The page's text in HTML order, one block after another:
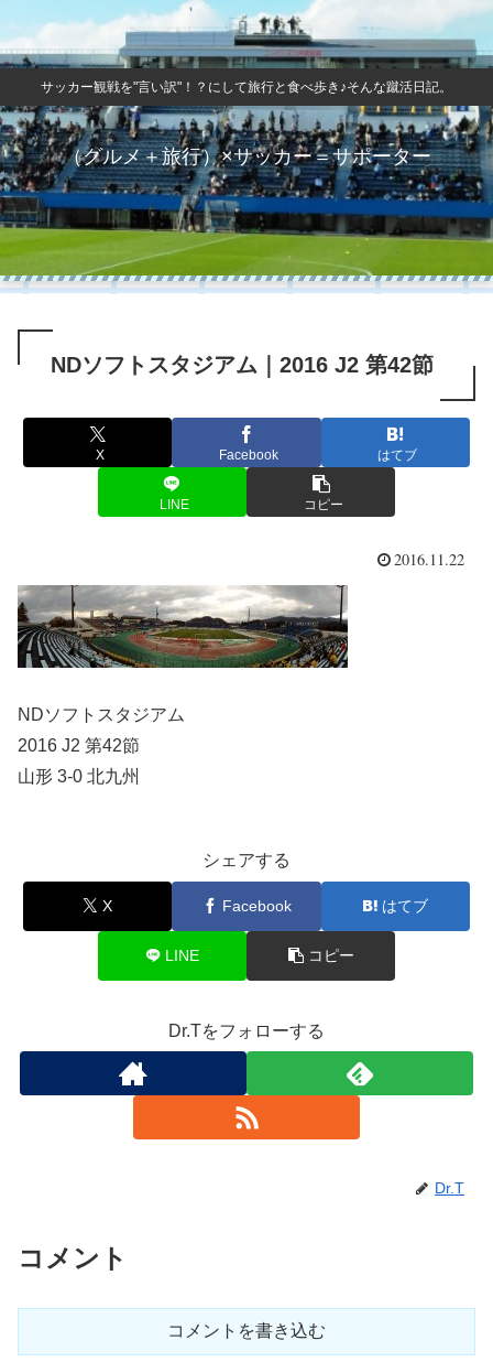
サッカー観戦を"言い訳"！？にして旅行と食べ歩き♪そんな蹴活日記。
（グルメ＋旅行）×サッカー＝サポーター
NDソフトスタジアム｜2016 J2 第42節
X Facebook はてブ
LINE コピー
2016.11.22
NDソフトスタジアム
2016 J2 第42節
山形 3-0 北九州
シェアする
X Facebook はてブ
LINE コピー
Dr.Tをフォローする
Dr.T
コメント
コメントを書き込む